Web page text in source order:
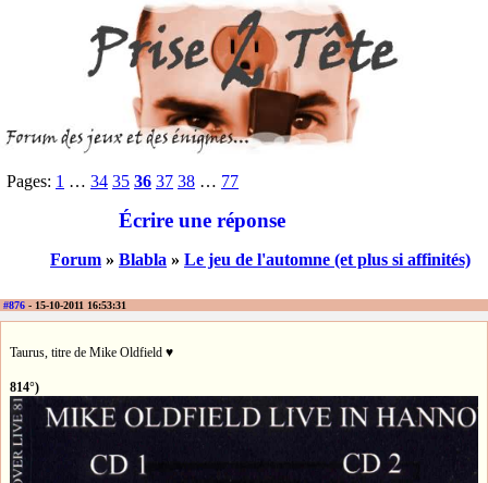
Pages: 1 … 34 35 36 37 38 … 77
Écrire une réponse
Forum » Blabla » Le jeu de l'automne (et plus si affinités)
#876 - 15-10-2011 16:53:31
Taurus, titre de Mike Oldfield ♥
814°)